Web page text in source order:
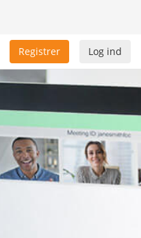
Log ind
Registrer